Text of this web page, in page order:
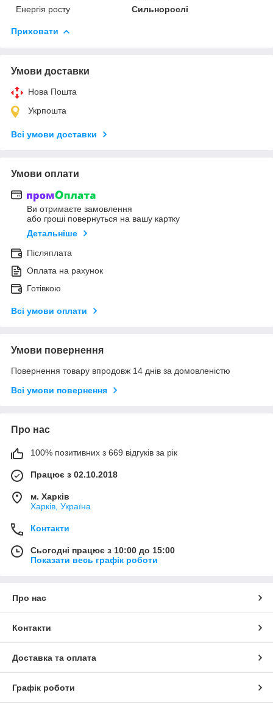
Енергія росту
Сильнорослі
Приховати
Умови доставки
Нова Пошта
Укрпошта
Всі умови доставки
Умови оплати
Ви отримаєте замовлення
або гроші повернуться на вашу картку
Детальніше
Післяплата
Оплата на рахунок
Готівкою
Всі умови оплати
Умови повернення
Повернення товару впродовж 14 днів за домовленістю
Всі умови повернення
Про нас
100% позитивних з 669 відгуків за рік
Працює з 02.10.2018
м. Харків
Харків, Україна
Контакти
Сьогодні працює з 10:00 до 15:00
Показати весь графік роботи
Про нас
Контакти
Доставка та оплата
Графік роботи